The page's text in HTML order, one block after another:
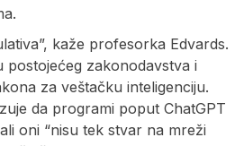
kaže profesorka Edvards.
postojećeg zakonodavstva i
za veštačku inteligenciju.
da programi poput ChatGPT
oni “nisu tek stvar na mreži